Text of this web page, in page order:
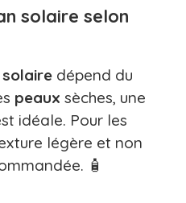
solaire selon
dépend du
peaux sèches, une
idéale. Pour les
légère et non
🧴